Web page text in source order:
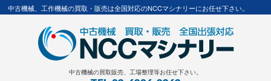
中古機械、工作機械の買取・販売は全国対応のNCCマシナリーにお任せ下さい。
中古機械の買取販売、工場整理等お任せ下さい。